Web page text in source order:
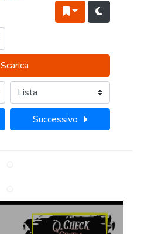
Scarica
Successivo